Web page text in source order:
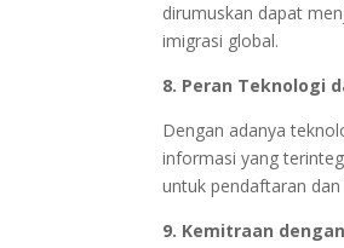
dirumuskan dapat
imigrasi global.
8. Peran Teknologi
Dengan adanya
informasi yang
untuk pendaftaran
9. Kemitraan